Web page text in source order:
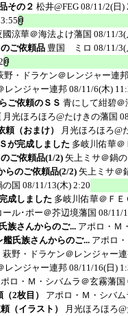
その２ 松井@FEG 08/11/2(日)
國涼華＠海法よけ藩国 08/11/3(
ご依頼品 豊国 ミロ 08/11/3(
野・ドラケン＠レンジャー連邦
レンジャー連邦 08/11/6(木)
ご依頼のＳＳ 青にして紺碧＠
月光ほろほろ@たけきの藩国
（おまけ）
月光ほろほろ@
が完成しました 多岐川佑華＠
ご依頼品(1/2) 矢上ミサ＠鍋
らのご依頼品(2/2) 矢上ミサ＠
の国 08/11/13(木) 2:20
成しました 多岐川佑華＠ＦＥ
ール･ポー＠芥辺境藩国 08/11/
族さんからのご... アポロ・Ｍ
氏族さんからのご... アポロ
萩野・ドラケン＠レンジャー
レンジャー連邦 08/11/16(日)
ロ・Ｍ・シバムラ＠玄霧藩国
2枚目）
アポロ・Ｍ・シバ
（イラスト）
月光ほろほろ